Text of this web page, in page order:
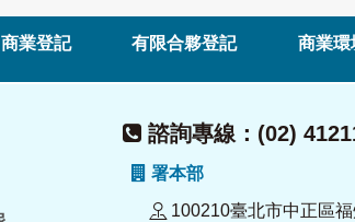
商業登記 有限合夥登記 商業環
諮詢專線：(02)
署本部
100210臺北市中正區